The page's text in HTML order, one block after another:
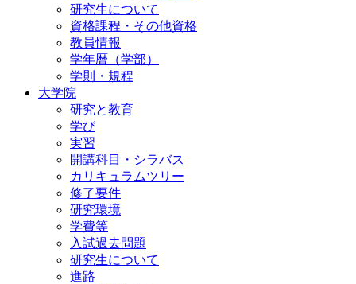
研究生について
資格課程・その他資格
教員情報
学年暦（学部）
学則・規程
大学院
研究と教育
学び
実習
開講科目・シラバス
カリキュラムツリー
修了要件
研究環境
学費等
入試過去問題
研究生について
進路